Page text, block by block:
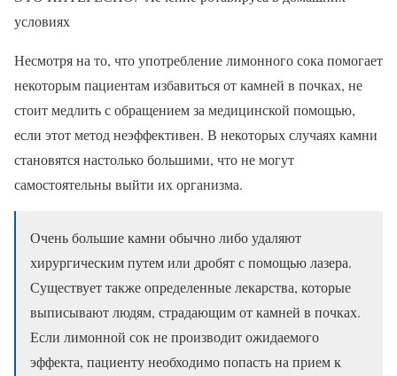
условиях
Несмотря на то, что употребление лимонного сока помогает
некоторым пациентам избавиться от камней в почках, не
стоит медлить с обращением за медицинской помощью,
если этот метод неэффективен. В некоторых случаях камни
становятся настолько большими, что не могут
самостоятельны выйти их организма.
Очень большие камни обычно либо удаляют
хирургическим путем или дробят с помощью лазера.
Существует также определенные лекарства, которые
выписывают людям, страдающим от камней в почках.
Если лимонной сок не производит ожидаемого
эффекта, пациенту необходимо попасть на прием к